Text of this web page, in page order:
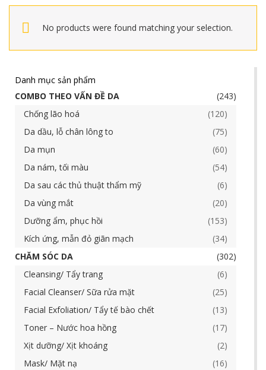
Danh mục sản phẩm
COMBO THEO VẤN ĐỀ DA
243
Chống lão hoá
120
Da dầu, lỗ chân lông to
75
Da mụn
60
Da nám, tối màu
54
Da sau các thủ thuật thẩm mỹ
6
Da vùng mắt
20
Dưỡng ẩm, phục hồi
153
Kích ứng, mẫn đỏ giãn mạch
34
CHĂM SÓC DA
302
Cleansing/ Tẩy trang
6
Facial Cleanser/ Sữa rửa mặt
25
Facial Exfoliation/ Tẩy tế bào chết
13
Toner – Nước hoa hồng
17
Xịt dưỡng/ Xịt khoáng
2
Mask/ Mặt nạ
16
No products were found matching your selection.